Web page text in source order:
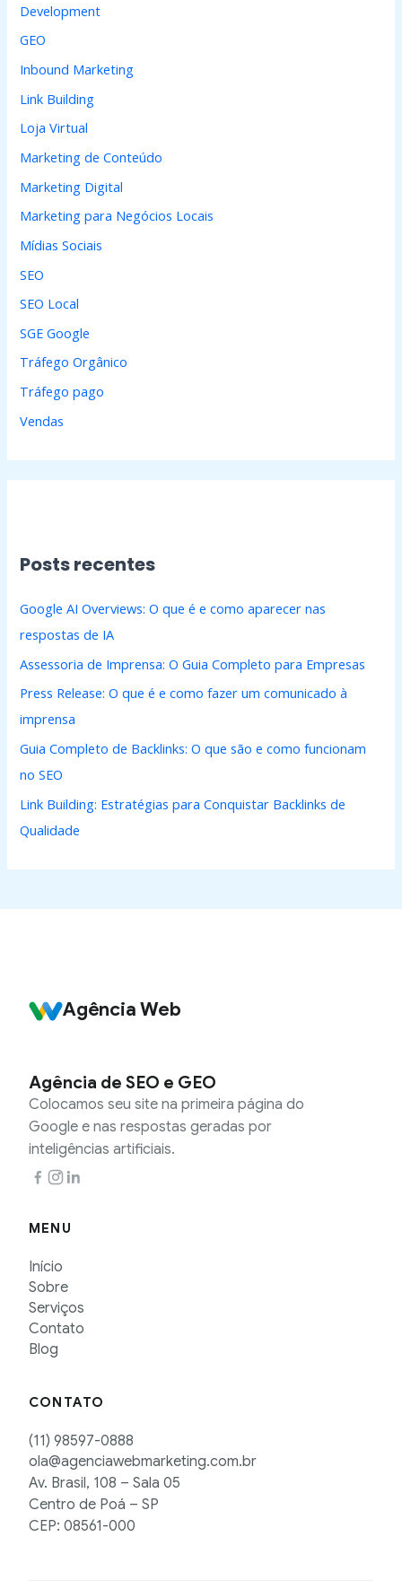
:Development
GEO
Inbound Marketing
Link Building
Loja Virtual
Marketing de Conteúdo
Marketing Digital
Marketing para Negócios Locais
Mídias Sociais
SEO
SEO Local
SGE Google
Tráfego Orgânico
Tráfego pago
Vendas
Posts recentes
Google AI Overviews: O que é e como aparecer nas
respostas de IA
Assessoria de Imprensa: O Guia Completo para Empresas
Press Release: O que é e como fazer um comunicado à
imprensa
Guia Completo de Backlinks: O que são e como funcionam
no SEO
Link Building: Estratégias para Conquistar Backlinks de
Qualidade
Agência Web
Agência de SEO e GEO
Colocamos seu site na primeira página do
Google e nas respostas geradas por
inteligências artificiais.
MENU
Início
Sobre
Serviços
Contato
Blog
CONTATO
(11) 98597-0888
ola@agenciawebmarketing.com.br
Av. Brasil, 108 – Sala 05
Centro de Poá – SP
CEP: 08561-000